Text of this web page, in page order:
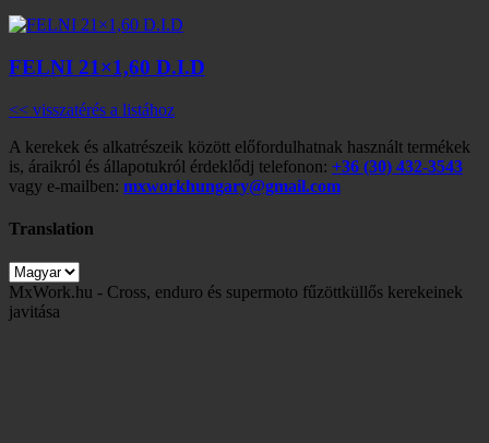
FELNI 21×1,60 D.I.D
<< visszatérés a listához
A kerekek és alkatrészeik között előfordulhatnak használt termékek
is, áraikról és állapotukról érdeklődj telefonon: +36 (30) 432-3543
vagy e-mailben: mxworkhungary@gmail.com
Translation
MxWork.hu - Cross, enduro és supermoto fűzöttküllős kerekeinek
javitása